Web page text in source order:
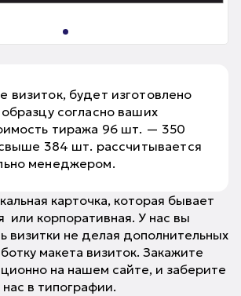
визиток, будет изготовлено
согласно ваших
тиража 96 шт. — 350
384 шт. рассчитывается
менеджером.
карточка, которая бывает
или корпоративная. У нас вы
визитки не делая дополнительных
макета визиток. Закажите
на нашем сайте, и заберите
нас в типографии.